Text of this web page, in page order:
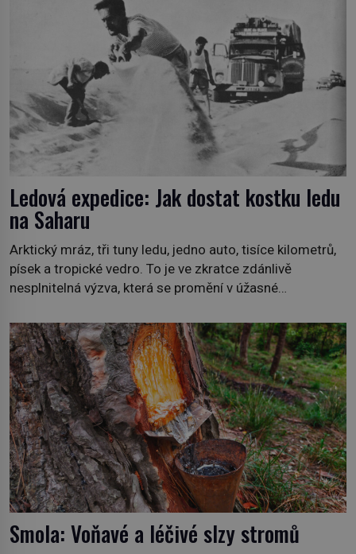
1778), jenže v Asii o něm ví už celá staletí. Zvíře
připomíná jelena, v kohoutku dosahuje […]
Ledová expedice: Jak dostat kostku ledu
na Saharu
Arktický mráz, tři tuny ledu, jedno auto, tisíce kilometrů,
písek a tropické vedro. To je ve zkratce zdánlivě
nesplnitelná výzva, která se promění v úžasné
na podzim 1958 jako hec. Rádio Luxembourg přichází s
neobvyklou výzvou. Tomu, kdo dokáže dopravit ze
severního polárního kruhu na […]
Smola: Voňavé a léčivé slzy stromů